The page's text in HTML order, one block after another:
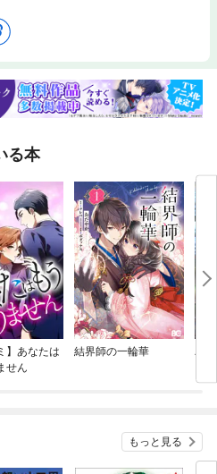
2007年 「ジャパニーズ・アイコ
スキー大使として表彰される
る本
】あなたは
せん
結界師の一輪華
バ
今
もっと見る